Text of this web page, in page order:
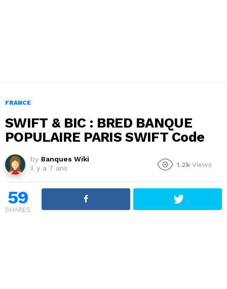
FRANCE
SWIFT & BIC : BRED BANQUE
POPULAIRE PARIS SWIFT Code
by Banques Wiki
il y a 7 ans
1.2k Views
59
SHARES